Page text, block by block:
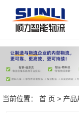
当前位置： 首 页 > 产品